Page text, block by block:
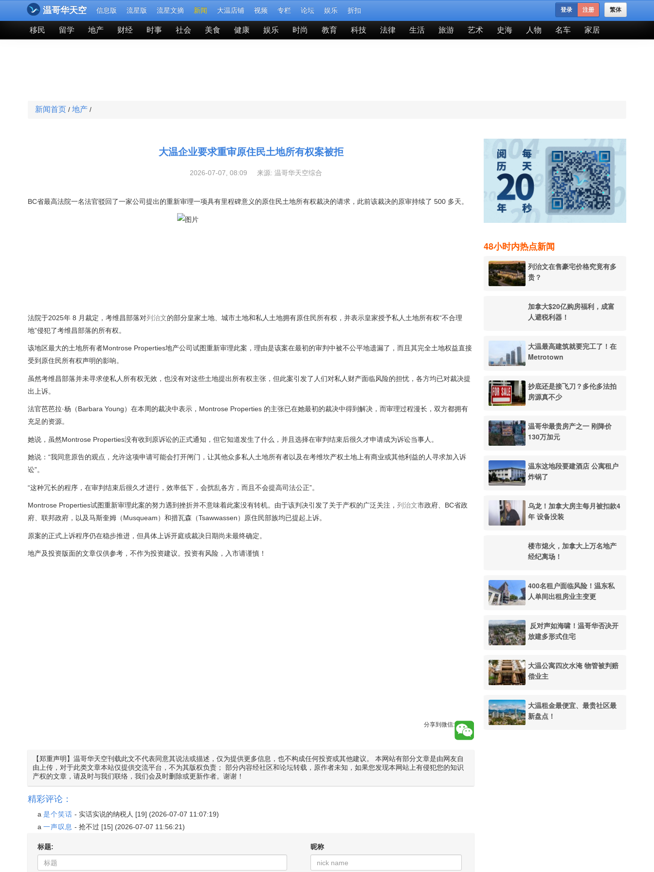
温哥华天空 信息版 流星版 流星文摘 新闻 大温店铺 视频 专栏 论坛 娱乐 折扣 繁体
登录 注册
移民 留学 地产 财经 时事 社会 美食 健康 娱乐 时尚 教育 科技 法律 生活 旅游 艺术 史海 人物 名车 家居
新闻首页 / 地产 /
大温企业要求重审原住民土地所有权案被拒
2026-07-07, 08:09 来源: 温哥华天空综合
BC省最高法院一名法官驳回了一家公司提出的重新审理一项具有里程碑意义的原住民土地所有权裁决的请求，此前该裁决的原审持续了 500 多天。
法院于2025年 8 月裁定，考维昌部落对列治文的部分皇家土地、城市土地和私人土地拥有原住民所有权，并表示皇家授予私人土地所有权“不合理
地”侵犯了考维昌部落的所有权。
该地区最大的土地所有者Montrose Properties地产公司试图重新审理此案，理由是该案在最初的审判中被不公平地遗漏了，而且其完全土地权益直接
受到原住民所有权声明的影响。
虽然考维昌部落并未寻求使私人所有权无效，也没有对这些土地提出所有权主张，但此案引发了人们对私人财产面临风险的担忧，各方均已对裁决提
出上诉。
法官芭芭拉·杨（Barbara Young）在本周的裁决中表示，Montrose Properties 的主张已在她最初的裁决中得到解决，而审理过程漫长，双方都拥有
充足的资源。
她说，虽然Montrose Properties没有收到原诉讼的正式通知，但它知道发生了什么，并且选择在审判结束后很久才申请成为诉讼当事人。
她说：“我同意原告的观点，允许这项申请可能会打开闸门，让其他众多私人土地所有者以及在考维坎产权土地上有商业或其他利益的人寻求加入诉
讼”。
“这种冗长的程序，在审判结束后很久才进行，效率低下，会扰乱各方，而且不会提高司法公正”。
Montrose Properties试图重新审理此案的努力遇到挫折并不意味着此案没有转机。由于该判决引发了关于产权的广泛关注， 列治文市政府、BC省政
府、联邦政府，以及马斯奎姆（Musqueam）和措瓦森（Tsawwassen）原住民部族均已提起上诉。
原案的正式上诉程序仍在稳步推进，但具体上诉开庭或裁决日期尚未最终确定。
地产及投资版面的文章仅供参考，不作为投资建议。投资有风险，入市请谨慎！
分享到微信:
【郑重声明】温哥华天空刊载此文不代表同意其说法或描述，仅为提供更多信息，也不构成任何投资或其他建议。 本网站有部分文章是由网友自
由上传，对于此类文章本站仅提供交流平台，不为其版权负责； 部分内容经社区和论坛转载，原作者未知，如果您发现本网站上有侵犯您的知识
产权的文章，请及时与我们联络，我们会及时删除或更新作者。谢谢！
精彩评论：
a 是个笑话 - 实话实说的纳税人 [19] (2026-07-07 11:07:19)
a 一声叹息 - 抢不过 [15] (2026-07-07 11:56:21)
标题: 昵称
48小时内热点新闻
列治文在售豪宅价格究竟有多
贵？
加拿大$20亿购房福利，成富
人避税利器！
大温最高建筑就要完工了！在
Metrotown
抄底还是接飞刀？多伦多法拍
房源真不少
温哥华最贵房产之一 刚降价
130万加元
温东这地段要建酒店 公寓租户
炸锅了
乌龙！加拿大房主每月被扣款4
年 设备没装
楼市熄火，加拿大上万名地产
经纪离场！
400名租户面临风险！温东私
人单间出租房业主变更
反对声如海啸！温哥华否决开
放建多形式住宅
大温公寓四次水淹 物管被判赔
偿业主
大温租金最便宜、最贵社区最
新盘点！